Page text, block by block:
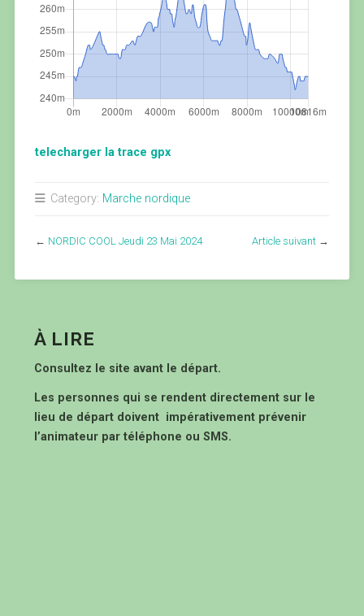
telecharger la trace gpx
Category: Marche nordique
← NORDIC COOL Jeudi 23 Mai 2024 Article suivant →
À LIRE
Consultez le site avant le départ.
Les personnes qui se rendent directement sur le
lieu de départ doivent impérativement prévenir
l’animateur par téléphone ou SMS.